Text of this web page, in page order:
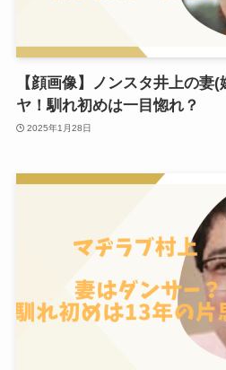
【顔画像】ノンスタ井上の妻
ヤ！馴れ初めは一目惚れ？
2025年1月28日